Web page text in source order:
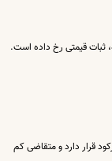
ثبات قیمتی رخ داده است.
قرار دارد و متقاضی کم